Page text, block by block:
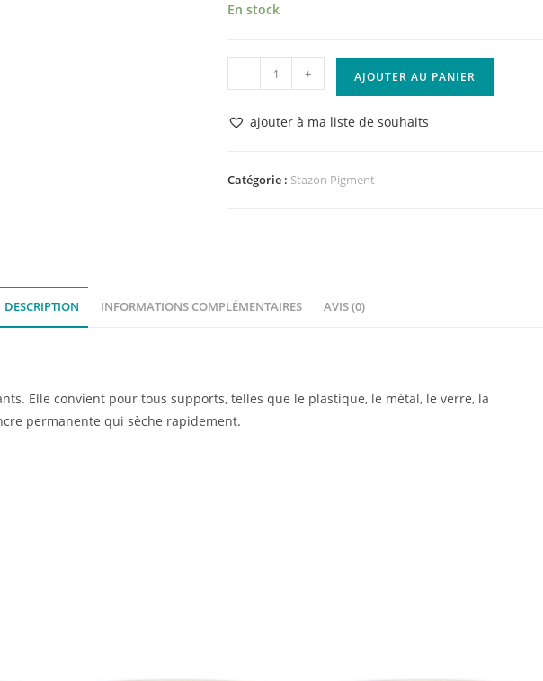
En stock
quantité
de
Stazon
Pigment
Red
- + AJOUTER AU PANIER
ajouter à ma liste de souhaits
Catégorie : Stazon Pigment
DESCRIPTION INFORMATIONS COMPLÉMENTAIRES AVIS (0)
Elle convient pour tous supports, telles que le plastique, le métal, le verre, la
permanente qui sèche rapidement.